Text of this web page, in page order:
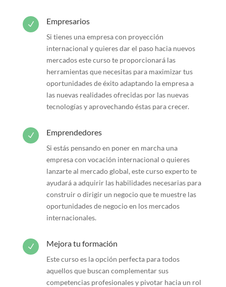
N Empresarios
Si tienes una empresa con proyección
internacional y quieres dar el paso hacia nuevos
mercados este curso te proporcionará las
herramientas que necesitas para maximizar tus
oportunidades de éxito adaptando la empresa a
las nuevas realidades ofrecidas por las nuevas
tecnologías y aprovechando éstas para crecer.
N Emprendedores
Si estás pensando en poner en marcha una
empresa con vocación internacional o quieres
lanzarte al mercado global, este curso experto te
ayudará a adquirir las habilidades necesarias para
construir o dirigir un negocio que te muestre las
oportunidades de negocio en los mercados
internacionales.
N Mejora tu formación
Este curso es la opción perfecta para todos
aquellos que buscan complementar sus
competencias profesionales y pivotar hacia un rol